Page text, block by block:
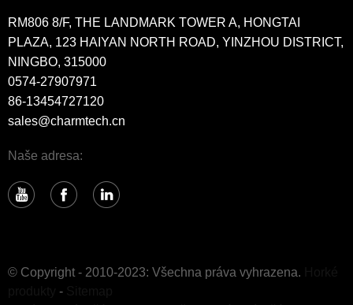
RM806 8/F, THE LANDMARK TOWER A, HONGTAI
PLAZA, 123 HAIYAN NORTH ROAD, YINZHOU DISTRICT,
NINGBO, 315000
0574-27907971
86-13454727120
sales@charmtech.cn
Naše adresa:
© Copyright - 2010-2023: Všechna práva vyhrazena.
-